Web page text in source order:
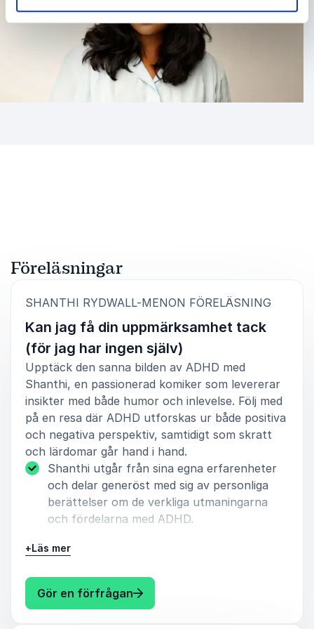
Föreläsningar
SHANTHI RYDWALL-MENON FÖRELÄSNING
Kan jag få din uppmärksamhet tack
(för jag har ingen själv)
Upptäck den sanna bilden av ADHD med
Shanthi, en passionerad komiker som levererar
insikter med både humor och inlevelse. Följ med
på en resa där ADHD utforskas ur både positiva
och negativa perspektiv, samtidigt som skratt
och lärdomar går hand i hand.
Shanthi utgår från sina egna erfarenheter
och delar generöst med sig av personliga
berättelser om de verkliga utmaningarna
och fördelarna med ADHD.
Få praktiska strategier och tips för att
medan du skrattar åt Shanthis roliga
anekdoter och exempel.
Upptäck hur ökad medvetenhet och
+Läs mer
Gör en förfrågan: Shanthi Rydwall-Menon Kan